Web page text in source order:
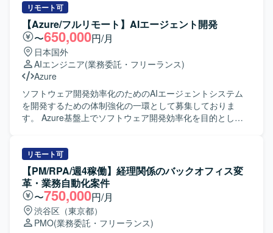
ンの魅力】 人事領域の統合基盤プロダクトの新規開発に、
フロントエンドリードとして深く関わっていただけます。
AIコーディングツールを積極的に活用しながら、開発フロ
ーやナレッジの整備を主導できる環境です。 長期的なプロ
ジェクトの中で、UI/UXやアーキテクチャの設計思想をプロ
ダクト全体に反映していく経験を積んでいただけます。
【開発環境】 言語はTypeScriptを使用し、フレームワーク
としてReactを採用しております。 インフラには
AWS（CloudFront, S3, ECS）を利用しており、GitHubや
Slack、Backlogなどのツールを用いて開発を進めておりま
ただきます。また、先方運用チームへの技術支援やテクニ
カル相談対応、ベストプラクティスの提供などの技術相
談・伴走支援を実施していただきます。さらに、メンバー
育成やスキルトランスファーを通じたナレッジ共有を行
い、システム運用面での妥当性評価や安全性に関するアド
バイスなどのガバナンス支援にも携わっていただきます。
【求める人物像】 Salesforceに関する豊富な知見をもち、
自ら課題を抽出し改善提案まで推進いただける方を求めて
います。運用チームや関係者と円滑にコミュニケーション
を取りながら、技術面とマネジメントの両面で主体的にリ
環境において、セキュリティやガバナンスを含む上流工程
から運用支援まで一貫して関わることができます。技術支
援だけでなくメンバー育成やスキルトランスファーを通じ
て組織全体のレベルアップに貢献できる点も魅力です。
【開発環境】 Service CloudおよびExperience Cloudを中心
としたSalesforce環境において、権限管理やセキュリティ設
計などの運用・改善業務を行います。
リモート可
【Azure/フルリモート】AIエージェント開発
〜650,000円/月
日本国外
AIエンジニア(業務委託・フリーランス)
Azure
ソフトウェア開発効率化のためのAIエージェントシステム
を開発するための体制強化の一環として募集しておりま
す。 Azure基盤上でソフトウェア開発効率化を目的としたAI
ムやクラウド環境での実装に主体的に取り組み、自ら課題
を発見しながら改善提案を行っていただける方を求めてお
ります。 AIエージェントという新しい領域におけるシステ
ム開発に携わることで、今後の市場価値向上につながる経
験を積んでいただけます。
リモート可
【PM/RPA/週4稼働】経理関係のバックオフィス変
革・業務自動化案件
〜750,000円/月
渋谷区（東京都）
PMO(業務委託・フリーランス)